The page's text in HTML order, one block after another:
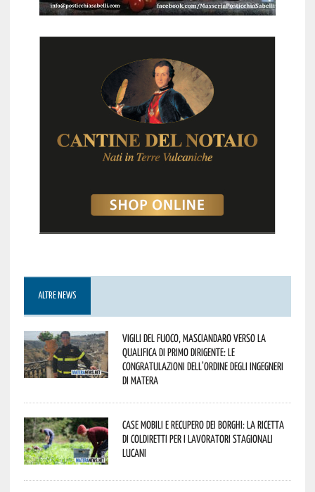
ALTRE NEWS
Vigili del Fuoco, Masciandaro verso la
qualifica di Primo Dirigente: le
congratulazioni dell’Ordine degli Ingegneri
di Matera
Case mobili e recupero dei borghi: la ricetta
di Coldiretti per i lavoratori stagionali
lucani